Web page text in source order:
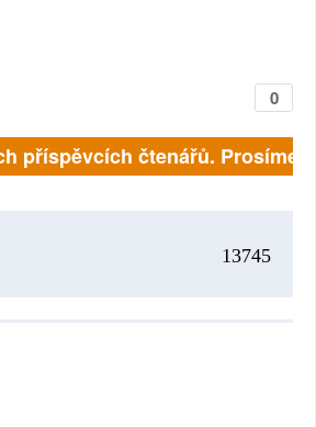
0
čtenářů. Prosíme,
13745